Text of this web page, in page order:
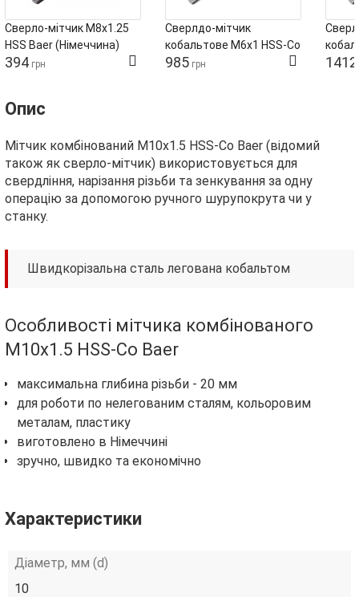
Сверло-мітчик М8х1.25
HSS Baer (Німеччина)
394 грн
Сверлдо-мітчик
кобальтове М6х1 HSS‑Co
Baer (Німеччина)
985 грн 1412
Опис
Мітчик комбінований М10х1.5 HSS-Co Baer (відомий
також як сверло-мітчик) використовується для
свердління, нарізання різьби та зенкування за одну
операцію за допомогою ручного шурупокрута чи у
станку.
Швидкорізальна сталь легована кобальтом
Особливості мітчика комбінованого
М10х1.5 HSS-Co Baer
максимальна глибина різьби - 20 мм
для роботи по нелегованим сталям, кольоровим
металам, пластику
виготовлено в Німеччині
зручно, швидко та економічно
Характеристики
Діаметр, мм (d)
10